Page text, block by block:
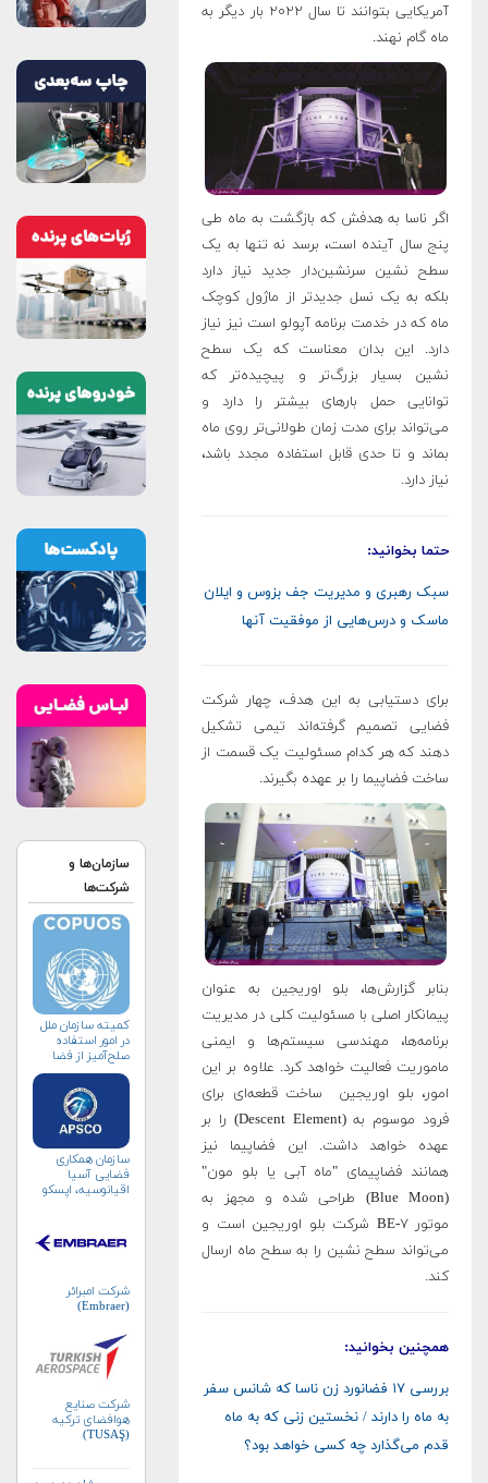
آمریکایی بتوانند تا سال ۲۰۲۲ بار دیگر به
ماه گام نهند.
اگر ناسا به هدفش که بازگشت به ماه طی
پنج سال آینده است، برسد نه تنها به یک
سطح نشین سرنشین‌دار جدید نیاز دارد
بلکه به یک نسل جدیدتر از ماژول کوچک
ماه که در خدمت برنامه آپولو است نیز نیاز
دارد. این بدان معناست که یک سطح
نشین بسیار بزرگ‌تر و پیچیده‌تر که
توانایی حمل بارهای بیشتر را دارد و
می‌تواند برای مدت زمان طولانی‌تر روی ماه
بماند و تا حدی قابل استفاده مجدد باشد،
نیاز دارد.
حتما بخوانید:
سبک رهبری و مدیریت جف بزوس و ایلان
ماسک و درس‌هایی از موفقیت آنها
برای دستیابی به این هدف، چهار شرکت
فضایی تصمیم گرفته‌اند تیمی تشکیل
دهند که هر کدام مسئولیت یک قسمت از
ساخت فضاپیما را بر عهده بگیرند.
بنابر گزارش‌ها، بلو اوریجین به عنوان
پیمانکار اصلی با مسئولیت کلی در مدیریت
برنامه‌ها، مهندسی سیستم‌ها و ایمنی
ماموریت فعالیت خواهد کرد. علاوه بر این
امور، بلو اوریجین ساخت قطعه‌ای برای
فرود موسوم به (Descent Element) را بر
عهده خواهد داشت. این فضاپیما نیز
همانند فضاپیمای "ماه آبی یا بلو مون"
(Blue Moon) طراحی شده و مجهز به
موتور BE-۷ شرکت بلو اوریجین است و
می‌تواند سطح نشین را به سطح ماه ارسال
کند.
همچنین بخوانید:
بررسی ۱۷ فضانورد زن ناسا که شانس سفر
به ماه را دارند / نخستین زنی که به ماه
قدم می‌گذارد چه کسی خواهد بود؟
سازمان‌ها و
شرکت‌ها
کمیته سازمان ملل
در امور استفاده
صلح‌آمیز از فضا
(کوپوس)
سازمان همکاری
فضایی آسیا
اقیانوسیه، اپسکو
شرکت امبرائر
(Embraer)
شرکت صنایع
هوافضای ترکیه
(TUSAŞ)